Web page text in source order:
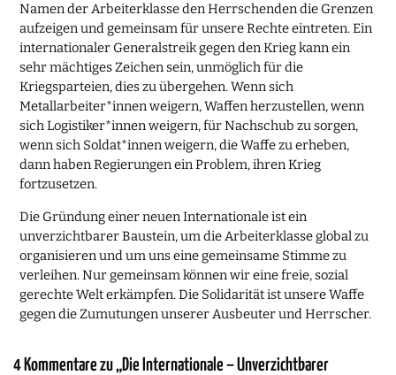
Namen der Arbeiterklasse den Herrschenden die Grenzen
aufzeigen und gemeinsam für unsere Rechte eintreten. Ein
internationaler Generalstreik gegen den Krieg kann ein
sehr mächtiges Zeichen sein, unmöglich für die
Kriegsparteien, dies zu übergehen. Wenn sich
Metallarbeiter*innen weigern, Waffen herzustellen, wenn
sich Logistiker*innen weigern, für Nachschub zu sorgen,
wenn sich Soldat*innen weigern, die Waffe zu erheben,
dann haben Regierungen ein Problem, ihren Krieg
fortzusetzen.
Die Gründung einer neuen Internationale ist ein
unverzichtbarer Baustein, um die Arbeiterklasse global zu
organisieren und um uns eine gemeinsame Stimme zu
verleihen. Nur gemeinsam können wir eine freie, sozial
gerechte Welt erkämpfen. Die Solidarität ist unsere Waffe
gegen die Zumutungen unserer Ausbeuter und Herrscher.
4 Kommentare zu „Die Internationale – Unverzichtbarer